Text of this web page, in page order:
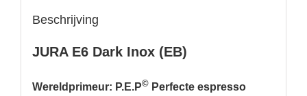
Beschrijving
JURA E6 Dark Inox (EB)
Wereldprimeur: P.E.P©Perfecte espresso